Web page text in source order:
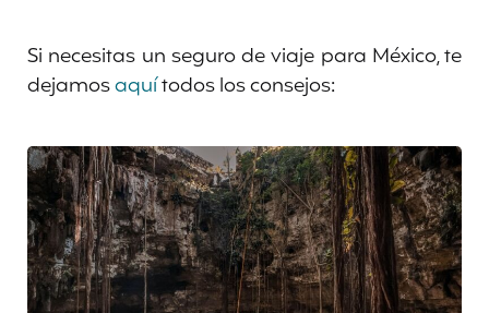
Si necesitas un seguro de viaje para México, te
dejamosaquítodos los consejos: